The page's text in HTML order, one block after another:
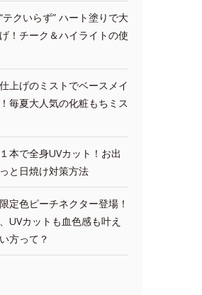
テクいらず” ハート塗りで大
！チーク＆ハイライトの使
上げのミストでベースメイ
毎夏大人気の化粧もちミス
本で全身UVカット！お出
と日焼け対策方法
定色ピーチネクター登場！
UVカットも血色感も叶え
方って？